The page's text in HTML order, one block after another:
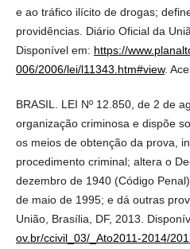
e ao tráfico ilícito de drogas;
providências. Diário Oficial da
Disponível em: https://
006/2006/lei/l11343.htm#view.
BRASIL. LEI Nº 12.850, de 2 de
organização criminosa e dispõe
os meios de obtenção da prova,
procedimento criminal; altera o
dezembro de 1940 (Código
de maio de 1995; e dá outras
União, Brasília, DF, 2013.
ov.br/ccivil_03/_Ato2011-2014/